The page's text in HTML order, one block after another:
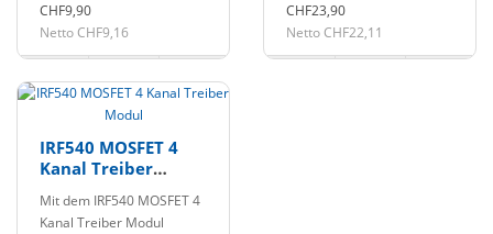
CHF9,90
Netto CHF9,16
CHF23,90
Netto CHF22,11
IRF540 MOSFET 4
Kanal Treiber
Mit dem IRF540 MOSFET 4
Kanal Treiber Modul